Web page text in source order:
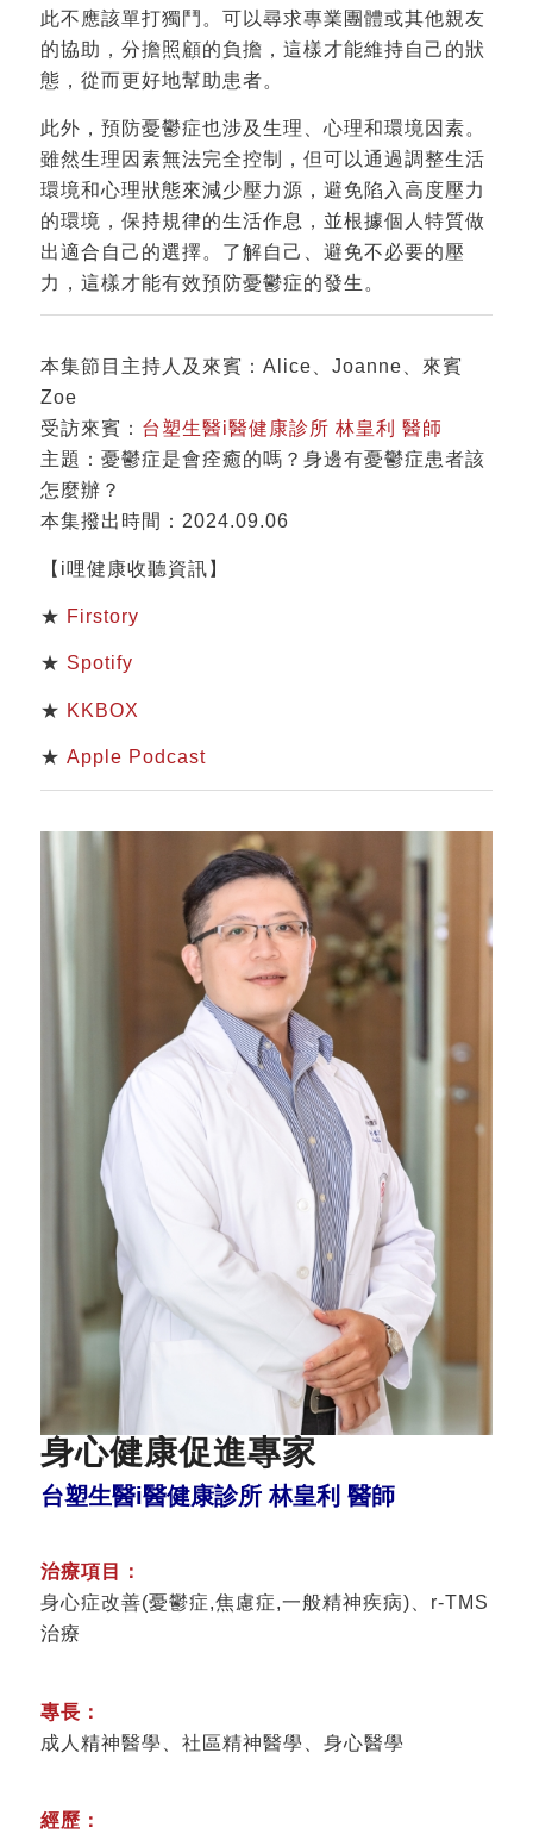
此不應該單打獨鬥。可以尋求專業團體或其他親友
的協助，分擔照顧的負擔，這樣才能維持自己的狀
態，從而更好地幫助患者。
此外，預防憂鬱症也涉及生理、心理和環境因素。
雖然生理因素無法完全控制，但可以通過調整生活
環境和心理狀態來減少壓力源，避免陷入高度壓力
的環境，保持規律的生活作息，並根據個人特質做
出適合自己的選擇。了解自己、避免不必要的壓
力，這樣才能有效預防憂鬱症的發生。
本集節目主持人及來賓：Alice、Joanne、來賓
Zoe
受訪來賓： 台塑生醫i醫健康診所 林皇利 醫師
主題：憂鬱症是會痊癒的嗎？身邊有憂鬱症患者該
怎麼辦？
本集撥出時間：2024.09.06
【i哩健康收聽資訊】
★ Firstory
★ Spotify
★ KKBOX
★ Apple Podcast
身心健康促進專家
台塑生醫i醫健康診所 林皇利 醫師
治療項目：
身心症改善(憂鬱症,焦慮症,一般精神疾病)、r-TMS
治療
專長：
成人精神醫學、社區精神醫學、身心醫學
經歷：